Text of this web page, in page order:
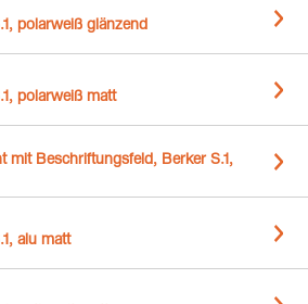
polarweiß glänzend
polarweiß matt
mit Beschriftungsfeld, Berker S.1,
alu matt